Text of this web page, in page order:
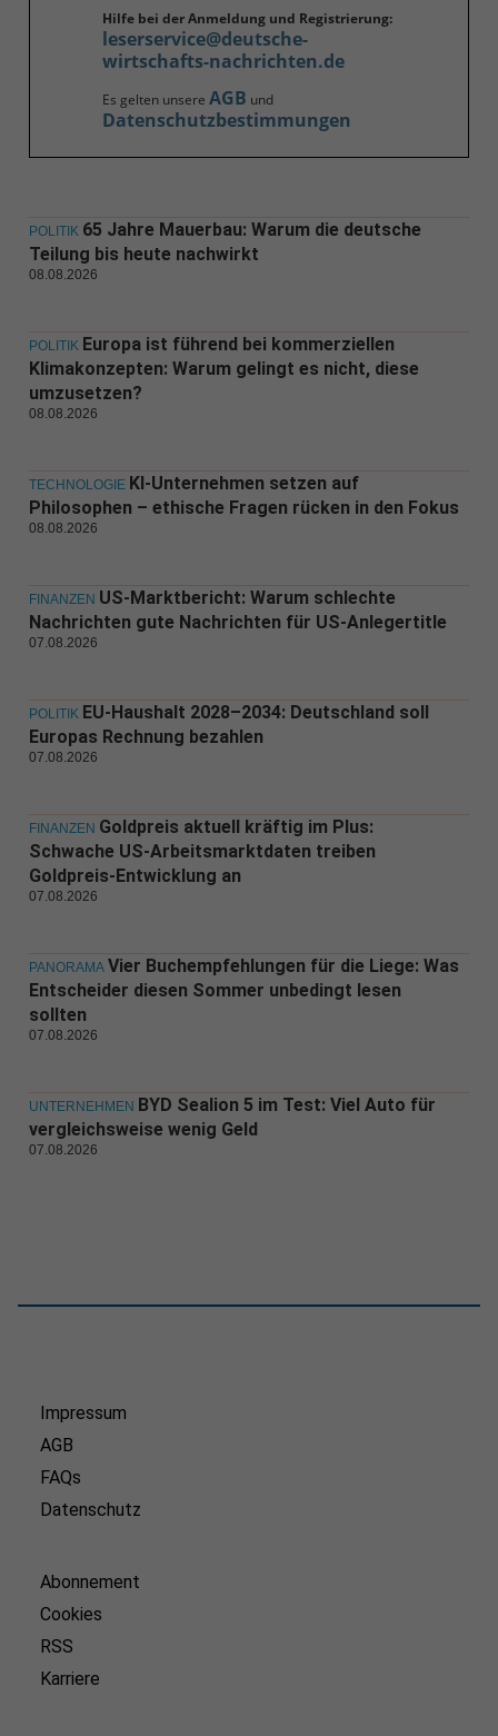
Hilfe bei der Anmeldung und Registrierung:
leserservice@deutsche-
wirtschafts-nachrichten.de
Es gelten unsere AGB und
Datenschutzbestimmungen
POLITIK 65 Jahre Mauerbau: Warum die deutsche
Teilung bis heute nachwirkt
08.08.2026
POLITIK Europa ist führend bei kommerziellen
Klimakonzepten: Warum gelingt es nicht, diese
umzusetzen?
08.08.2026
TECHNOLOGIE KI-Unternehmen setzen auf
Philosophen – ethische Fragen rücken in den Fokus
08.08.2026
FINANZEN US-Marktbericht: Warum schlechte
Nachrichten gute Nachrichten für US-Anlegertitle
07.08.2026
POLITIK EU-Haushalt 2028–2034: Deutschland soll
Europas Rechnung bezahlen
07.08.2026
FINANZEN Goldpreis aktuell kräftig im Plus:
Schwache US-Arbeitsmarktdaten treiben
Goldpreis-Entwicklung an
07.08.2026
PANORAMA Vier Buchempfehlungen für die Liege: Was
Entscheider diesen Sommer unbedingt lesen
sollten
07.08.2026
UNTERNEHMEN BYD Sealion 5 im Test: Viel Auto für
vergleichsweise wenig Geld
07.08.2026
Impressum
AGB
FAQs
Datenschutz
Abonnement
Cookies
RSS
Karriere